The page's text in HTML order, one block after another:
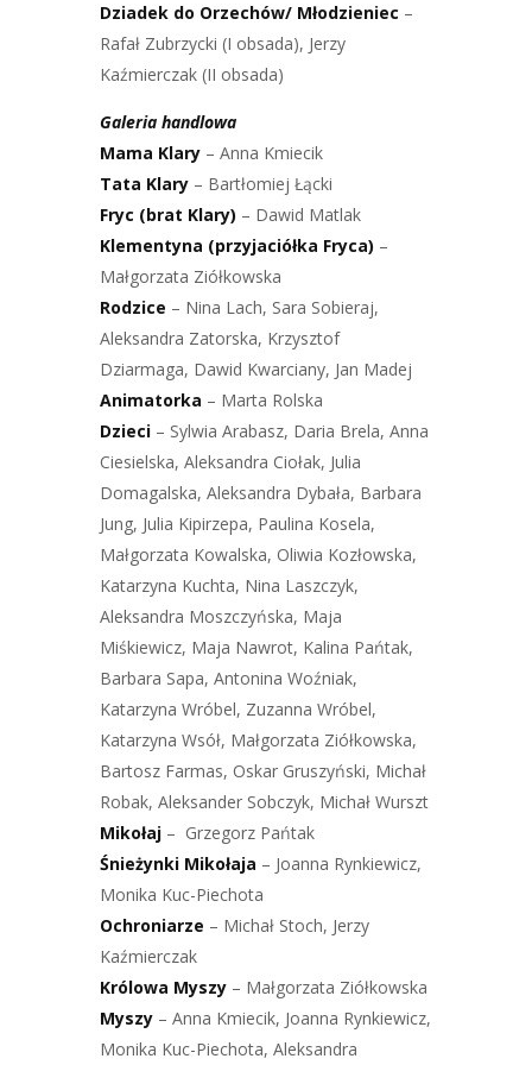
Dziadek do Orzechów/ Młodzieniec –
Rafał Zubrzycki (I obsada), Jerzy
Kaźmierczak (II obsada)
Galeria handlowa
Mama Klary – Anna Kmiecik
Tata Klary – Bartłomiej Łącki
Fryc (brat Klary) – Dawid Matlak
Klementyna (przyjaciółka Fryca) –
Małgorzata Ziółkowska
Rodzice – Nina Lach, Sara Sobieraj,
Aleksandra Zatorska, Krzysztof
Dziarmaga, Dawid Kwarciany, Jan Madej
Animatorka – Marta Rolska
Dzieci – Sylwia Arabasz, Daria Brela, Anna
Ciesielska, Aleksandra Ciołak, Julia
Domagalska, Aleksandra Dybała, Barbara
Jung, Julia Kipirzepa, Paulina Kosela,
Małgorzata Kowalska, Oliwia Kozłowska,
Katarzyna Kuchta, Nina Laszczyk,
Aleksandra Moszczyńska, Maja
Miśkiewicz, Maja Nawrot, Kalina Pańtak,
Barbara Sapa, Antonina Woźniak,
Katarzyna Wróbel, Zuzanna Wróbel,
Katarzyna Wsół, Małgorzata Ziółkowska,
Bartosz Farmas, Oskar Gruszyński, Michał
Robak, Aleksander Sobczyk, Michał Wurszt
Mikołaj – Grzegorz Pańtak
Śnieżynki Mikołaja – Joanna Rynkiewicz,
Monika Kuc-Piechota
Ochroniarze – Michał Stoch, Jerzy
Kaźmierczak
Królowa Myszy – Małgorzata Ziółkowska
Myszy – Anna Kmiecik, Joanna Rynkiewicz,
Monika Kuc-Piechota, Aleksandra